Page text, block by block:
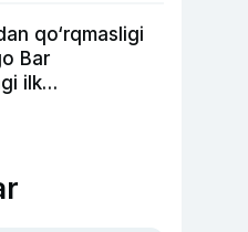
qo‘rqmasligi
Bar
ilk